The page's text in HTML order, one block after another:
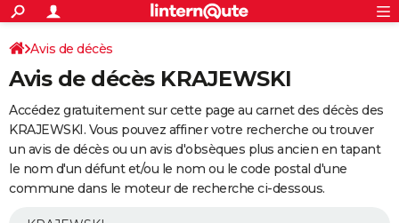
ACTUALITÉS
Politique
Société
Faits Divers
Education
Monde
Villes
+
SPORT
Coupe du monde 2026
Football
Tennis
Cyclisme
Rugby
Forum
Programme TV
TNT
Streaming
Cinéma
Sorties cinéma
Musique
+
FINANCE
Impôts
Immobilier
Risques naturels par ville
Banque
Assurance
Crédit
AUTO
Essais
Réserver un essai
Citadines
Berlines
SUV
Forum auto
+
Avis de décès
Avis de décès KRAJEWSKI
Accédez gratuitement sur cette page au carnet des décès des
KRAJEWSKI. Vous pouvez affiner votre recherche ou trouver
un avis de décès ou un avis d'obsèques plus ancien en tapant
le nom d'un défunt et/ou le nom ou le code postal d'une
commune dans le moteur de recherche ci-dessous.